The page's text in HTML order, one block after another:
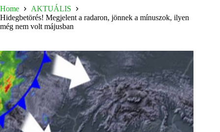
Home
AKTUÁLIS
Hidegbetörés! Megjelent a radaron, jönnek a mínuszok, ilyen
még nem volt májusban